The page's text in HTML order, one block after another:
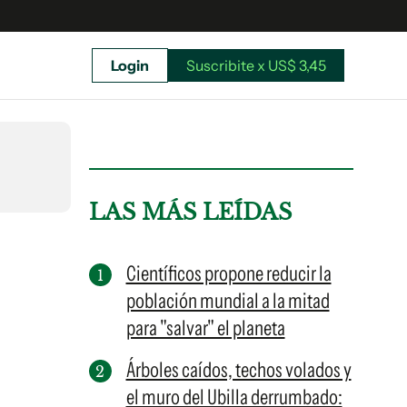
Suscribite x US$ 3,45
Login Suscribite x US$ 3,45
LAS MÁS LEÍDAS
Científicos propone reducir la
población mundial a la mitad
para "salvar" el planeta
Árboles caídos, techos volados y
el muro del Ubilla derrumbado: